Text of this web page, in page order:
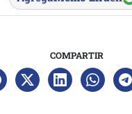
COMPARTIR